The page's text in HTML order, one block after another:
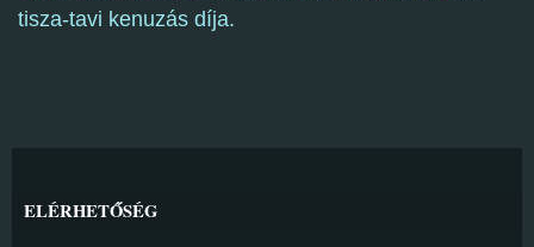
tisza-tavi kenuzás díja.
ELÉRHETŐSÉG